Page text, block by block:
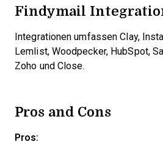
Findymail
Integrationen umfassen Clay,
Lemlist, Woodpecker, HubSpot,
Zoho und Close.
Pros and Cons
Pros: